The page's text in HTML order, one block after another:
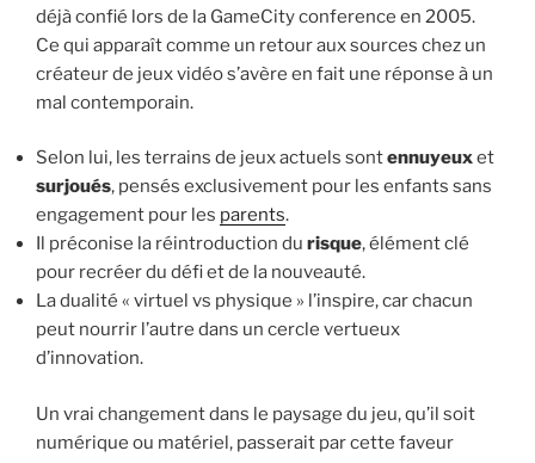
déjà confié lors de la GameCity conference en 2005.
Ce qui apparaît comme un retour aux sources chez un
créateur de jeux vidéo s’avère en fait une réponse à un
mal contemporain.
Selon lui, les terrains de jeux actuels sontennuyeuxet
surjoués, pensés exclusivement pour les enfants sans
engagement pour les parents.
Il préconise la réintroduction du risque, élément clé
pour recréer du défi et de la nouveauté.
La dualité « virtuel vs physique » l’inspire, car chacun
peut nourrir l’autre dans un cercle vertueux
d’innovation.
Un vrai changement dans le paysage du jeu, qu’il soit
numérique ou matériel, passerait par cette faveur